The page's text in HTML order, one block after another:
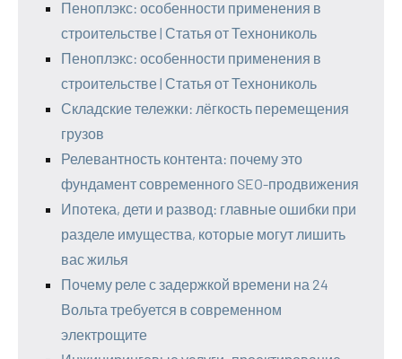
Пеноплэкс: особенности применения в
строительстве | Статья от Технониколь
Пеноплэкс: особенности применения в
строительстве | Статья от Технониколь
Складские тележки: лёгкость перемещения
грузов
Релевантность контента: почему это
фундамент современного SEO-продвижения
Ипотека, дети и развод: главные ошибки при
разделе имущества, которые могут лишить
вас жилья
Почему реле с задержкой времени на 24
Вольта требуется в современном
электрощите